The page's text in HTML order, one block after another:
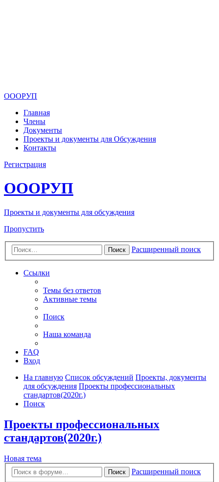
ОООРУП
Главная
Члены
Документы
Проекты и документы для Обсуждения
Контакты
Регистрация
ОООРУП
Проекты и документы для обсуждения
Пропустить
Поиск Расширенный поиск
Ссылки
Темы без ответов
Активные темы
Поиск
Наша команда
FAQ
Вход
На главную Список обсуждений Проекты, документы
для обсуждения Проекты профессиональных
стандартов(2020г.)
Поиск
Проекты профессиональных
стандартов(2020г.)
Новая тема
Поиск
Расширенный поиск